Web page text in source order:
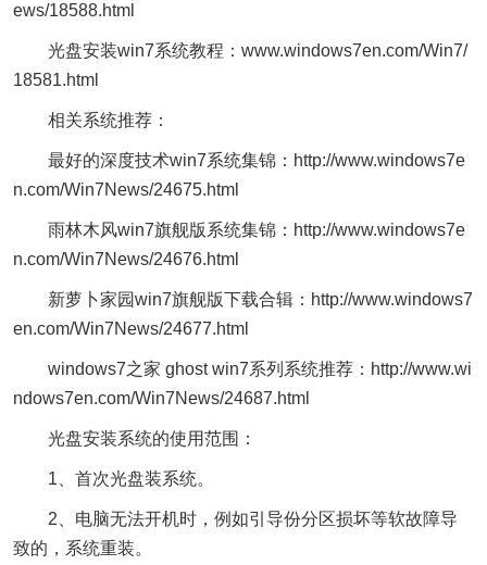
ews/18588.html
光盘安装win7系统教程：www.windows7en.com/Win7/
18581.html
相关系统推荐：
最好的深度技术win7系统集锦：http://www.windows7e
n.com/Win7News/24675.html
雨林木风win7旗舰版系统集锦：http://www.windows7e
n.com/Win7News/24676.html
新萝卜家园win7旗舰版下载合辑：http://www.windows7
en.com/Win7News/24677.html
windows7之家 ghost win7系列系统推荐：http://www.wi
ndows7en.com/Win7News/24687.html
光盘安装系统的使用范围：
1、首次光盘装系统。
2、电脑无法开机时，例如引导份分区损坏等软故障导
致的，系统重装。